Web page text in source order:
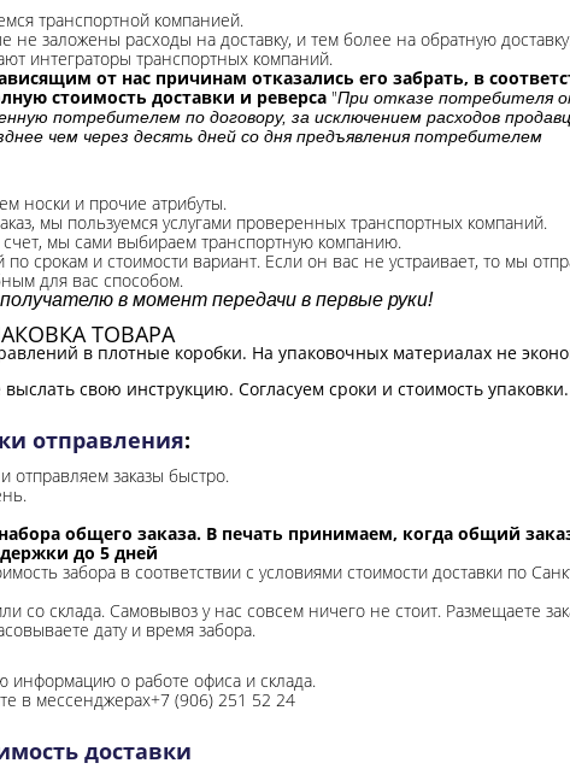
транспортной компанией.
заложены расходы на доставку, и тем более на обратную
интеграторы транспортных компаний.
от нас причинам отказались его забрать, в
стоимость доставки и реверса "При отказе потребителя
потребителем по договору, за исключением расходов
чем через десять дней со дня предъявления потребителем
носки и прочие атрибуты.
мы пользуемся услугами проверенных транспортных компаний.
счет, мы сами выбираем транспортную компанию.
срокам и стоимости вариант. Если он вас не устраивает, то мы
для вас способом.
в момент передачи в первые руки!
ТОВАРА
в плотные коробки. На упаковочных материалах не
свою инструкцию. Согласуем сроки и стоимость упаковки.
отправления:
отправляем заказы быстро.
общего заказа. В печать принимаем, когда общий
до 5 дней
забора в соответствии с условиями стоимости доставки по
со склада. Самовывоз у нас совсем ничего не стоит. Размещаете
дату и время забора.
информацию о работе офиса и склада.
в мессенджерах+7 (906) 251 52 24
доставки